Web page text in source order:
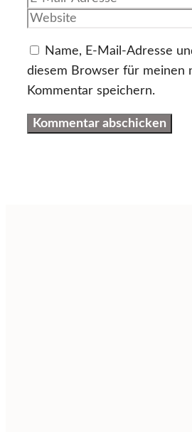
Name, E-Mail-Adresse
diesem Browser für meinen
Kommentar speichern.